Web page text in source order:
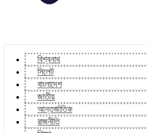
বিশ্বনাথ
সিলেট
বাংলাদেশ
জাতীয়
আন্তর্জাতিক
রাজনীতি